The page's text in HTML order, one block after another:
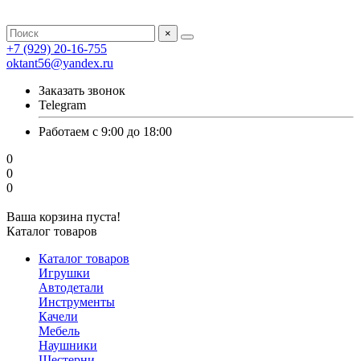
×
+7 (929) 20-16-755
oktant56@yandex.ru
Заказать звонок
Telegram
Работаем с 9:00 до 18:00
0
0
0
Ваша корзина пуста!
Каталог товаров
Каталог товаров
Игрушки
Автодетали
Инструменты
Качели
Мебель
Наушники